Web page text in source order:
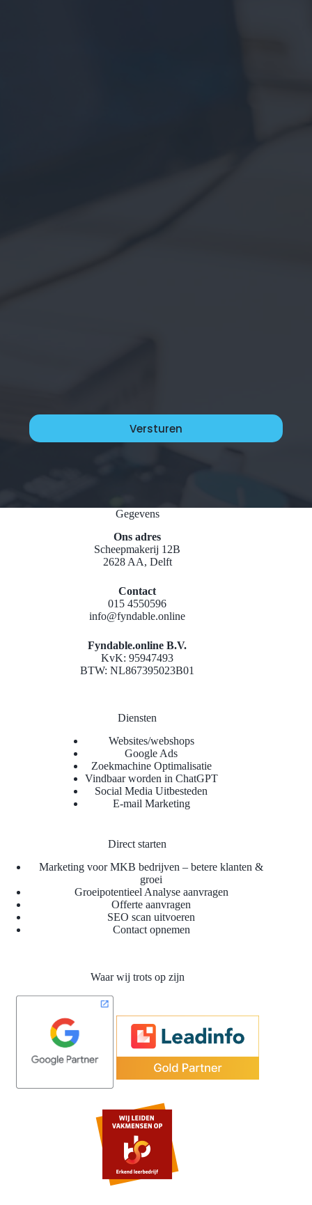
Gegevens
Ons adres
Scheepmakerij 12B
2628 AA, Delft
Contact
015 4550596
info@fyndable.online
Fyndable.online B.V.
KvK: 95947493
BTW: NL867395023B01
Diensten
Websites/webshops
Google Ads
Zoekmachine Optimalisatie
Vindbaar worden in ChatGPT
Social Media Uitbesteden
E-mail Marketing
Direct starten
Marketing voor MKB bedrijven – betere klanten &
groei
Groeipotentieel Analyse aanvragen
Offerte aanvragen
SEO scan uitvoeren
Contact opnemen
Waar wij trots op zijn